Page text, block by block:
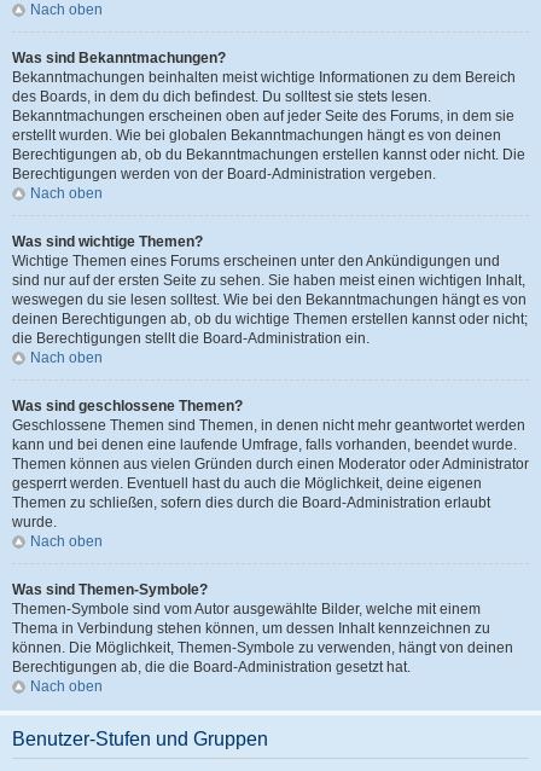
Nach oben
Was sind Bekanntmachungen?
Bekanntmachungen beinhalten meist wichtige Informationen zu dem Bereich
des Boards, in dem du dich befindest. Du solltest sie stets lesen.
Bekanntmachungen erscheinen oben auf jeder Seite des Forums, in dem sie
erstellt wurden. Wie bei globalen Bekanntmachungen hängt es von deinen
Berechtigungen ab, ob du Bekanntmachungen erstellen kannst oder nicht. Die
Berechtigungen werden von der Board-Administration vergeben.
Nach oben
Was sind wichtige Themen?
Wichtige Themen eines Forums erscheinen unter den Ankündigungen und
sind nur auf der ersten Seite zu sehen. Sie haben meist einen wichtigen Inhalt,
weswegen du sie lesen solltest. Wie bei den Bekanntmachungen hängt es von
deinen Berechtigungen ab, ob du wichtige Themen erstellen kannst oder nicht;
die Berechtigungen stellt die Board-Administration ein.
Nach oben
Was sind geschlossene Themen?
Geschlossene Themen sind Themen, in denen nicht mehr geantwortet werden
kann und bei denen eine laufende Umfrage, falls vorhanden, beendet wurde.
Themen können aus vielen Gründen durch einen Moderator oder Administrator
gesperrt werden. Eventuell hast du auch die Möglichkeit, deine eigenen
Themen zu schließen, sofern dies durch die Board-Administration erlaubt
wurde.
Nach oben
Was sind Themen-Symbole?
Themen-Symbole sind vom Autor ausgewählte Bilder, welche mit einem
Thema in Verbindung stehen können, um dessen Inhalt kennzeichnen zu
können. Die Möglichkeit, Themen-Symbole zu verwenden, hängt von deinen
Berechtigungen ab, die die Board-Administration gesetzt hat.
Nach oben
Benutzer-Stufen und Gruppen